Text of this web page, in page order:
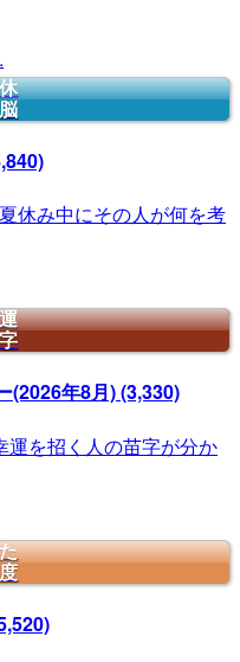
休み中にその人が何を考
(2026年8月)(3,330)
を招く人の苗字が分か